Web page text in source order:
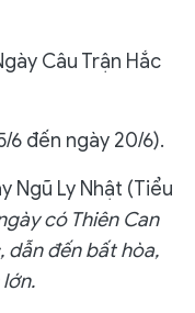
Câu Trận Hắc
6 đến ngày 20/6).
Ngũ Ly Nhật (Tiểu
có Thiên Can
dẫn đến bất hòa,